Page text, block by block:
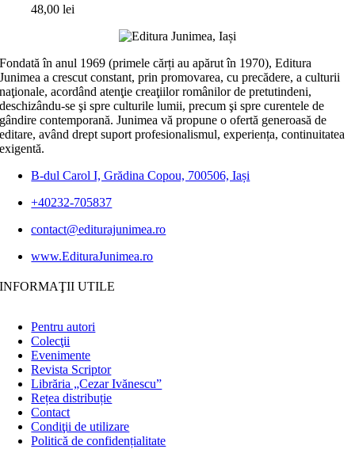
48,00lei
Fondată în anul 1969 (primele cărți au apărut în 1970), Editura
Junimea a crescut constant, prin promovarea, cu precădere, a culturii
naţionale, acordând atenţie creaţiilor românilor de pretutindeni,
deschizându-se şi spre culturile lumii, precum şi spre curentele de
gândire contemporană. Junimea vă propune o ofertă generoasă de
editare, având drept suport profesionalismul, experiența, continuitatea
exigentă.
B-dul Carol I, Grădina Copou, 700506, Iași
+40232-705837
contact@editurajunimea.ro
www.EdituraJunimea.ro
INFORMAŢII UTILE
Pentru autori
Colecţii
Evenimente
Revista Scriptor
Librăria „Cezar Ivănescu”
Rețea distribuție
Contact
Condiţii de utilizare
Politică de confidențialitate